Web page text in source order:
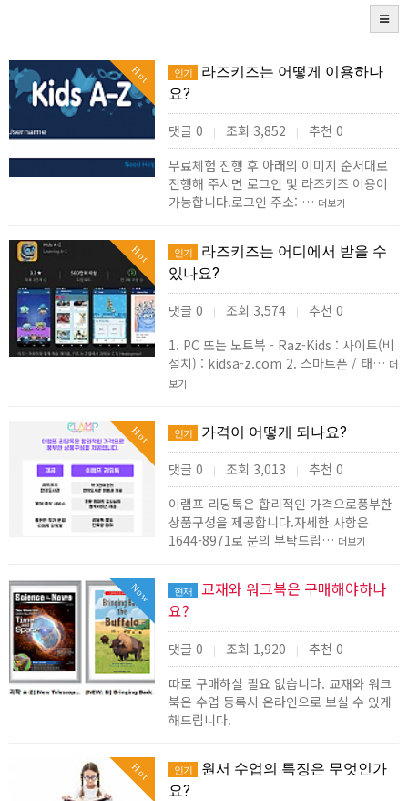
Hot 인기
라즈키즈는 어떻게 이용하나
요?
댓글 0 | 조회 3,852 |
추천 0
무료체험 진행 후 아래의 이미지 순서대로
진행해 주시면 로그인 및 라즈키즈 이용이
가능합니다.로그인 주소: … 더보기
Hot 인기
라즈키즈는 어디에서 받을 수
있나요?
댓글 0 | 조회 3,574 |
추천 0
1. PC 또는 노트북 - Raz-Kids : 사이트(비
설치) : kidsa-z.com 2. 스마트폰 / 태… 더
보기
Hot 인기 가격이 어떻게 되나요?
댓글 0 | 조회 3,013 |
추천 0
이램프 리딩톡은 합리적인 가격으로풍부한
상품구성을 제공합니다.자세한 사항은
1644-8971로 문의 부탁드립… 더보기
Now 현재
교재와 워크북은 구매해야하나
요?
댓글 0 | 조회 1,920 |
추천 0
따로 구매하실 필요 없습니다. 교재와 워크
북은 수업 등록시 온라인으로 보실 수 있게
해드립니다.
Hot 인기
원서 수업의 특징은 무엇인가
요?